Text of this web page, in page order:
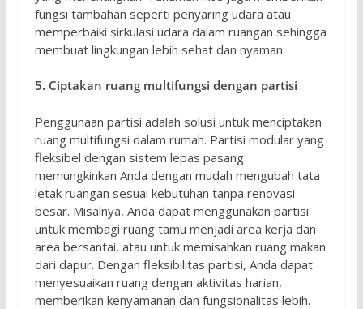
fungsi tambahan seperti penyaring udara atau
memperbaiki sirkulasi udara dalam ruangan sehingga
membuat lingkungan lebih sehat dan nyaman.
5. Ciptakan ruang multifungsi dengan partisi
Penggunaan partisi adalah solusi untuk menciptakan
ruang multifungsi dalam rumah. Partisi modular yang
fleksibel dengan sistem lepas pasang
memungkinkan Anda dengan mudah mengubah tata
letak ruangan sesuai kebutuhan tanpa renovasi
besar. Misalnya, Anda dapat menggunakan partisi
untuk membagi ruang tamu menjadi area kerja dan
area bersantai, atau untuk memisahkan ruang makan
dari dapur. Dengan fleksibilitas partisi, Anda dapat
menyesuaikan ruang dengan aktivitas harian,
memberikan kenyamanan dan fungsionalitas lebih.